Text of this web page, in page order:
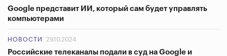
Google представит ИИ, который сам будет управлять
компьютерами
НОВОСТИ 29.10.2024
Российские телеканалы подали в суд на Google и